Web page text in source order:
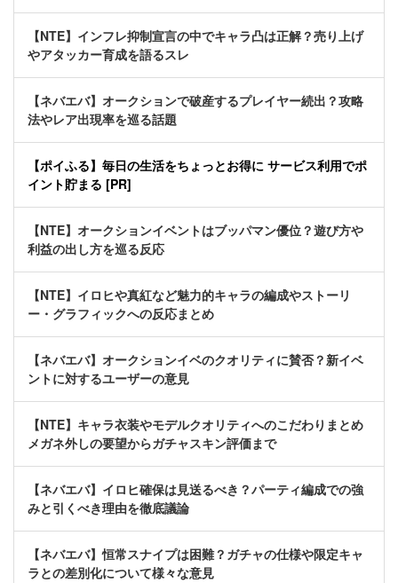
【NTE】インフレ抑制宣言の中でキャラ凸は正解？売り上げ
やアタッカー育成を語るスレ
【ネバエバ】オークションで破産するプレイヤー続出？攻略
法やレア出現率を巡る話題
【ポイふる】毎日の生活をちょっとお得に サービス利用でポ
イント貯まる [PR]
【NTE】オークションイベントはブッパマン優位？遊び方や
利益の出し方を巡る反応
【NTE】イロヒや真紅など魅力的キャラの編成やストーリ
ー・グラフィックへの反応まとめ
【ネバエバ】オークションイベのクオリティに賛否？新イベ
ントに対するユーザーの意見
【NTE】キャラ衣装やモデルクオリティへのこだわりまとめ
メガネ外しの要望からガチャスキン評価まで
【ネバエバ】イロヒ確保は見送るべき？パーティ編成での強
みと引くべき理由を徹底議論
【ネバエバ】恒常スナイプは困難？ガチャの仕様や限定キャ
ラとの差別化について様々な意見